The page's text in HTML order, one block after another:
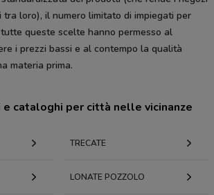
loro), il numero limitato di impiegati per
queste scelte hanno permesso al
i prezzi bassi e al contempo la qualità
materia prima.
cataloghi per città nelle vicinanze
TRECATE
LONATE POZZOLO